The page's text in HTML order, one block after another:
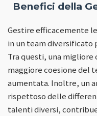
Benefici della
Gestire efficacemente
in un team diversificato
Tra questi, una
maggiore coesione del
aumentata. Inoltre, un
rispettoso delle
talenti diversi,